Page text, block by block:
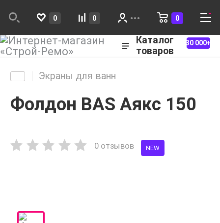
0 0 0
Каталог
товаров
30 000+
Экраны для ванн
Фолдон BAS Аякс 150
0 отзывов NEW